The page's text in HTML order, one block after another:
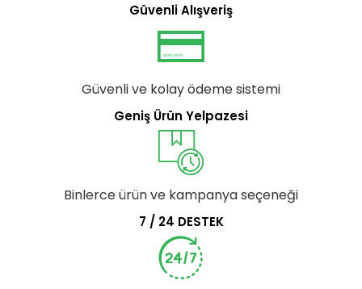
Güvenli Alışveriş
Güvenli ve kolay ödeme sistemi
Geniş Ürün Yelpazesi
Binlerce ürün ve kampanya seçeneği
7 / 24 DESTEK